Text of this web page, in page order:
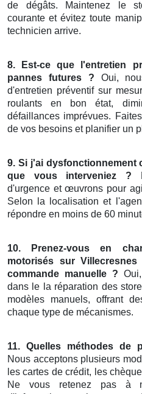
de dégâts. Maintenez le
courante et évitez toute
technicien arrive.
8. Est-ce que l'entretien
pannes futures? Oui,
d'entretien préventif sur
roulants en bon état,
défaillances imprévues.
de vos besoins et planifier un
9. Si j'ai dysfonctionnement
que vous interveniez ?
d'urgence et œuvrons pour
Selon la localisation et
répondre en moins de 60
10.
Prenez-vous en
motorisés sur
commande manuelle ?
dans le la réparation des
modèles manuels, offrant
chaque type de mécanismes.
11. Quelles méthodes de
Nous acceptons plusieurs
les cartes de crédit, les
Ne vous retenez pas à